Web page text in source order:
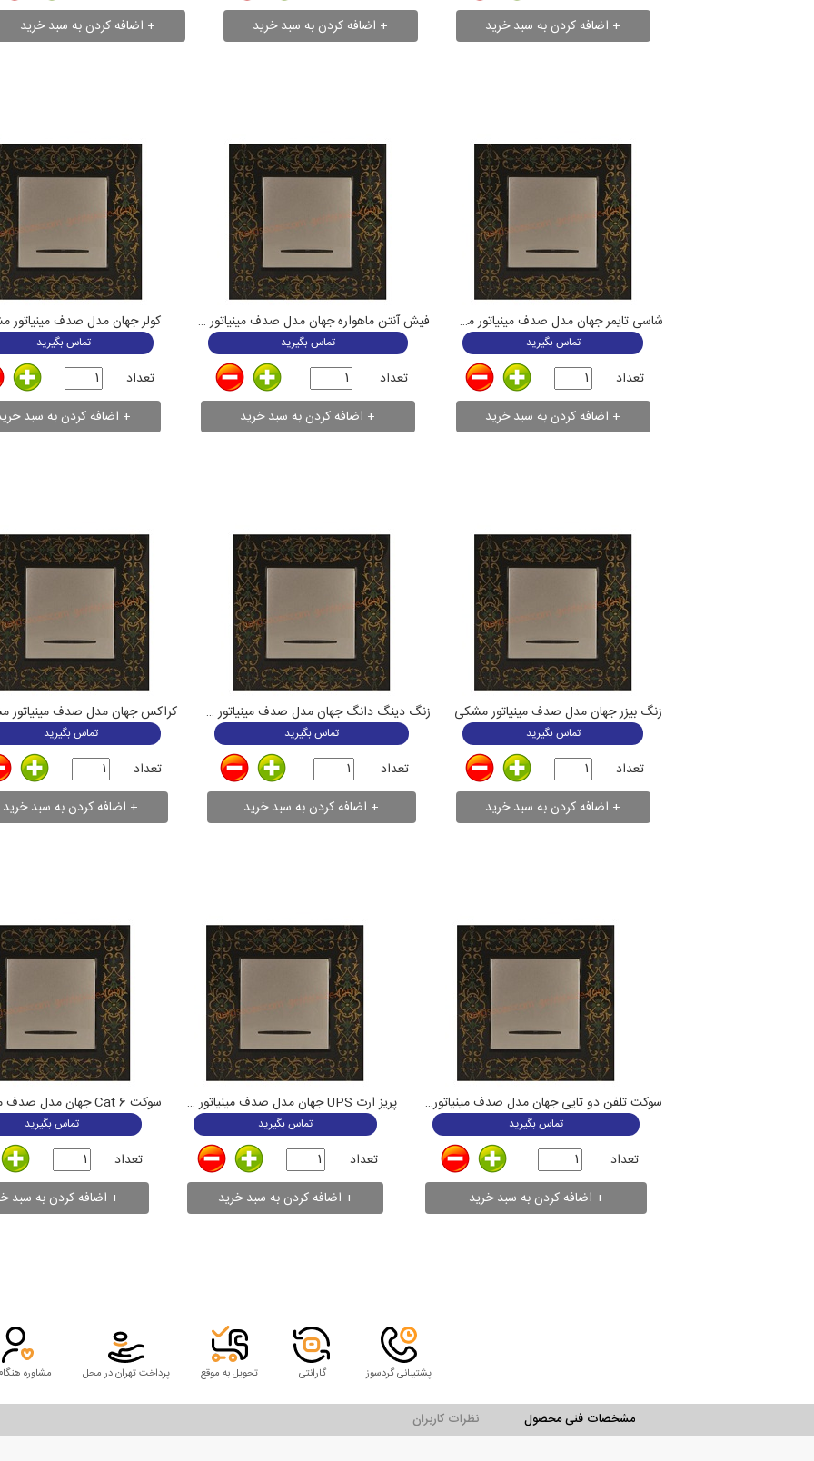
شاسی تایمر جهان مدل صدف مینیاتور مشکی
تماس بگیرید
تعداد
فیش آنتن ماهواره جهان مدل صدف مینیاتور مشکی
تماس بگیرید
تعداد
کولر جهان مدل صدف مینیاتور
تماس بگیرید
تعداد
زنگ بیزر جهان مدل صدف مینیاتور مشکی
تماس بگیرید
تعداد
زنگ دینگ دانگ جهان مدل صدف مینیاتور مشکی
تماس بگیرید
تعداد
کراکس جهان مدل صدف مینیاتور
تماس بگیرید
تعداد
سوکت تلفن دو تایی جهان مدل صدف مینیاتور مشکی
تماس بگیرید
تعداد
پریز ارت UPS جهان مدل صدف مینیاتور مشکی
تماس بگیرید
تعداد
تماس بگیرید
تعداد
پشتیبانی گردسوز گارانتی تحویل به موقع پرداخت تهران در محل مشاوره
مشخصات فنی محصول نظرات کاربران